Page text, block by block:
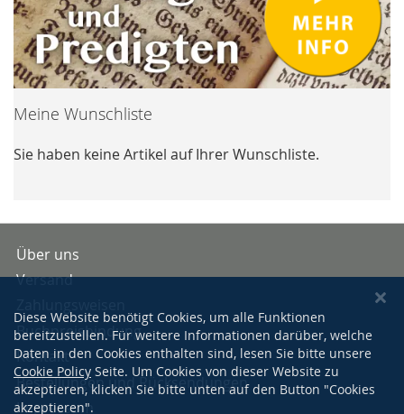
Meine Wunschliste
Sie haben keine Artikel auf Ihrer Wunschliste.
Über uns
Versand
Buchpreisbindung
Kontakt
Bestellungen und Rücksendungen
Impressum
Diese Website benötigt Cookies, um alle Funktionen
bereitzustellen. Für weitere Informationen darüber, welche
Daten in den Cookies enthalten sind, lesen Sie bitte unsere
Cookie Policy Seite. Um Cookies von dieser Website zu
akzeptieren, klicken Sie bitte unten auf den Button "Cookies
akzeptieren".